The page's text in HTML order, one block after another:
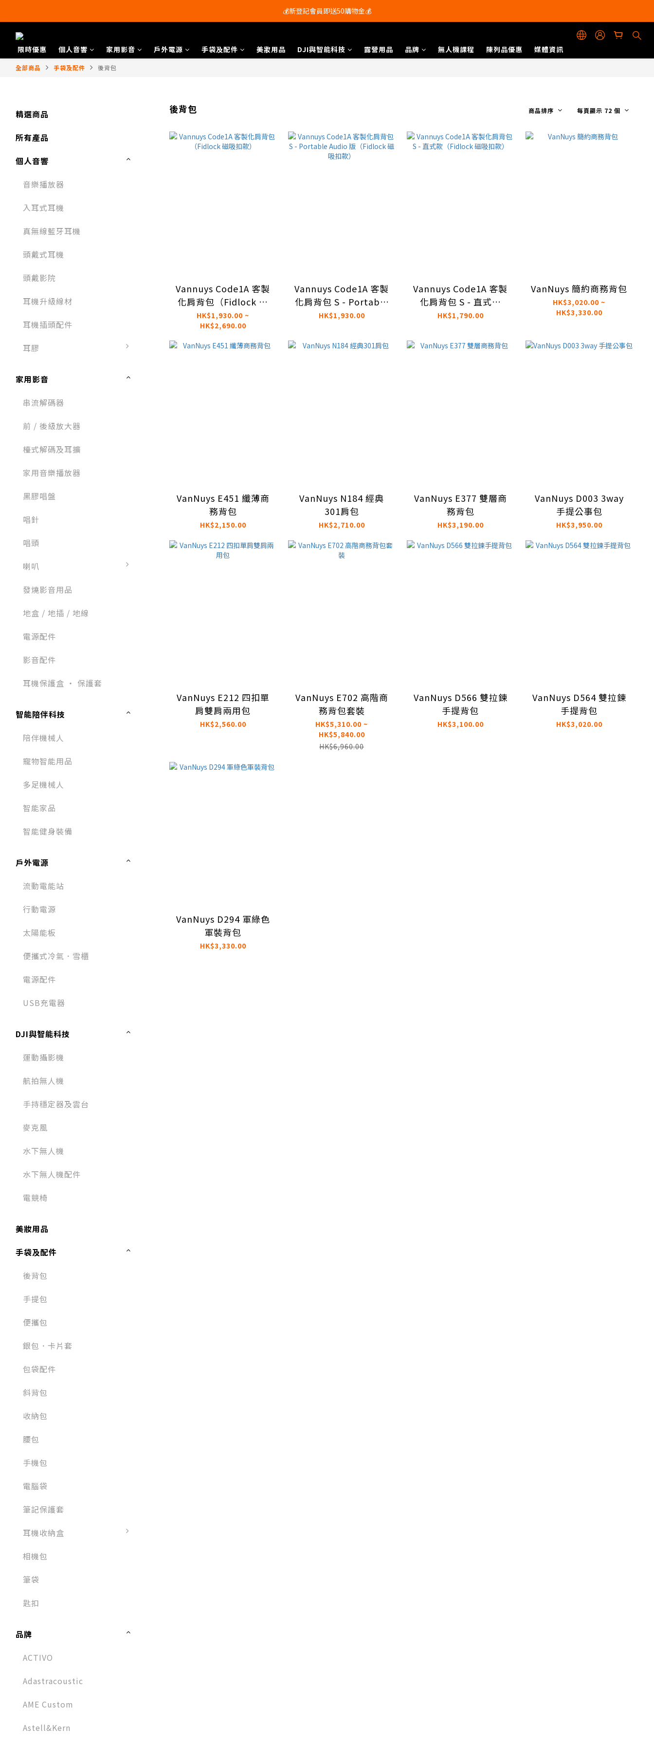
會員尊享購物滿$250即享免運費🚚
💰新登記會員即送50購物金💰
限時優惠
個人音響 家用影音 戶外電源 手袋及配件 美妝用品 DJI與智能科技 露營用品 品牌 無人機課程 陳列品優惠 媒體資訊
全部商品 手袋及配件 後背包
精選商品
所有產品
個人音響
音樂播放器​
入耳式耳機​
真無線藍牙耳機
頭戴式耳機​
頭戴影院
耳機升級線材
耳機插頭配件​​
耳膠
家用影音
串流解碼器
前 / 後級放大器
檯式解碼及耳擴
家用音樂播放器
黑膠唱盤
唱針
唱頭
喇叭
發燒影音用品
地盒 / 地插 / 地線
電源配件
影音配件
耳機保護盒 ‧ 保護套
智能陪伴科技
陪伴機械人
寵物智能用品
多足機械人
智能家品
智能健身裝備
戶外電源
流動電能站
行動電源
太陽能板
便攜式冷氣．雪櫃
電源配件
USB充電器
DJI與智能科技
運動攝影機
航拍無人機
手持穩定器及雲台
麥克風​
水下無人機
水下無人機配件
電競椅
美妝用品
手袋及配件
後背包
手提包
便攜包
銀包．卡片套
包袋配件
斜背包
收納包
腰包
手機包
電腦袋
筆記保護套
耳機收納盒
相機包
筆袋
匙扣
品牌
ACTIVO
Adastracoustic
AME Custom
Astell&Kern
後背包 商品排序 每頁顯示 72 個
Vannuys Code1A 客製
化肩背包（Fidlock 磁
吸扣款）
HK$1,930.00 ~
HK$2,690.00
Vannuys Code1A 客製
化肩背包 S - Portable
Audio 版（Fidlock 磁
HK$1,930.00
Vannuys Code1A 客製
化肩背包 S - 直式款
（Fidlock 磁吸扣款）
HK$1,790.00
VanNuys 簡約商務背包
HK$3,020.00 ~
HK$3,330.00
VanNuys E451 纖薄商
務背包
HK$2,150.00
VanNuys N184 經典
301肩包
HK$2,710.00
VanNuys E377 雙層商
務背包
HK$3,190.00
VanNuys D003 3way
手提公事包
HK$3,950.00
VanNuys E212 四扣單
肩雙肩兩用包
HK$2,560.00
VanNuys E702 高階商
務背包套裝
HK$5,310.00 ~
HK$5,840.00
HK$6,960.00
VanNuys D566 雙拉鍊
手提背包
HK$3,100.00
VanNuys D564 雙拉鍊
手提背包
HK$3,020.00
VanNuys D294 軍綠色
軍裝背包
HK$3,330.00